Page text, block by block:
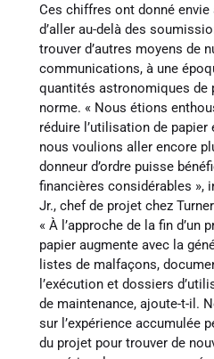
Ces chiffres ont donné envie
d’aller au-delà des
trouver d’autres moyens de
communications, à une
quantités astronomiques de
norme. « Nous étions
réduire l’utilisation de
nous voulions aller encore
donneur d’ordre puisse
financières considérables »,
Jr., chef de projet chez
« À l’approche de la fin d’un
papier augmente avec la
listes de malfaçons,
l’exécution et dossiers
de maintenance, ajoute-t-il.
sur l’expérience accumulée
du projet pour trouver de